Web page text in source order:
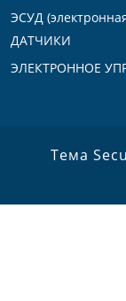
ЭСУД
ДАТЧИКИ
ЭЛЕКТРОННОЕ
Тема